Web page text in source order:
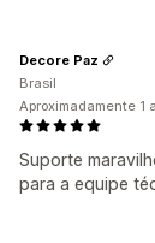
Suporte
para a equipe
Decore Paz
Brasil
Aproximadamente 1